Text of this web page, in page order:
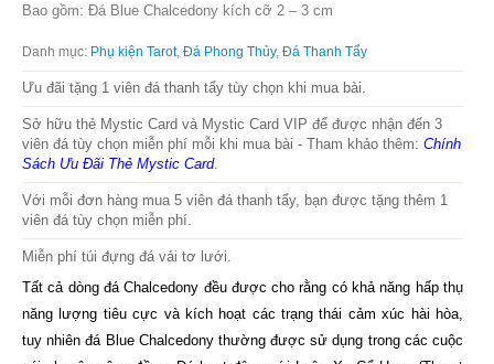
Bao gồm: Đá Blue Chalcedony kích cỡ 2 – 3 cm
Danh mục: Phụ kiện Tarot, Đá Phong Thủy, Đá Thanh Tẩy
Ưu đãi tặng 1 viên đá thanh tẩy tùy chọn khi mua bài.
Sở hữu thẻ Mystic Card và Mystic Card VIP để được nhận đến 3
viên đá tùy chọn miễn phí mỗi khi mua bài - Tham khảo thêm: Chính
Sách Ưu Đãi Thẻ Mystic Card.
Với mỗi đơn hàng mua 5 viên đá thanh tẩy, bạn được tặng thêm 1
viên đá tùy chọn miễn phí.
Miễn phí túi đựng đá vải tơ lưới.
Tất cả dòng đá Chalcedony đều được cho rằng có khả năng hấp thụ
năng lượng tiêu cực và kích hoạt các trạng thái cảm xúc hài hòa,
tuy nhiên đá Blue Chalcedony thường được sử dụng trong các cuộc